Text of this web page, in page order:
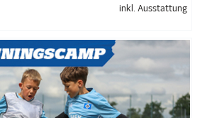
inkl. Ausstattung